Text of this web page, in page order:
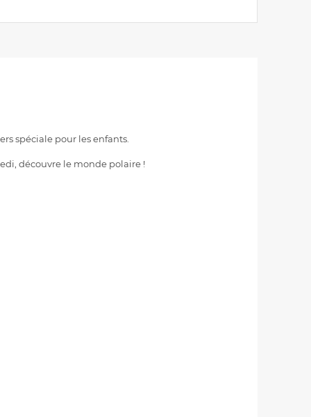
spéciale pour les enfants.
découvre le monde polaire !